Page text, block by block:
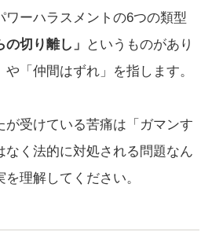
ワーハラスメントの6つの類型
の切り離し」
というものがあり
「仲間はずれ」を指します。
が受けている苦痛は「ガマンす
く法的に対処される問題なん
理解してください。